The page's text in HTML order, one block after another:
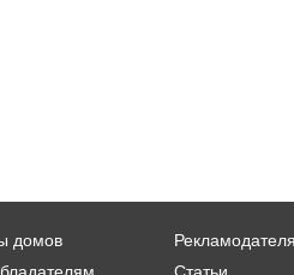
домов